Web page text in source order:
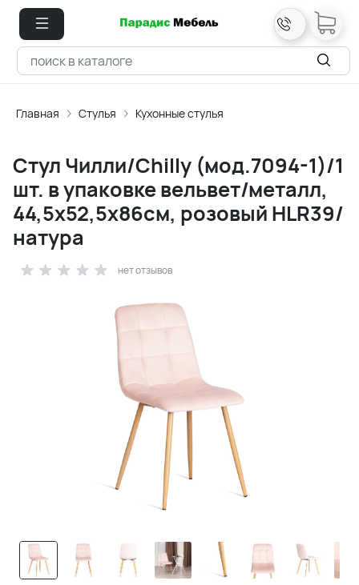
Главная Стулья Кухонные стулья
Стул Чилли/Chilly (мод.7094-1)/1
шт. в упаковке вельвет/металл,
44,5х52,5х86см, розовый HLR39/
натура
нет отзывов